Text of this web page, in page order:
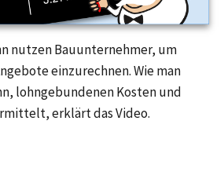
nutzen Bauunternehmer, um
einzurechnen. Wie man
lohngebundenen Kosten und
erklärt das Video.